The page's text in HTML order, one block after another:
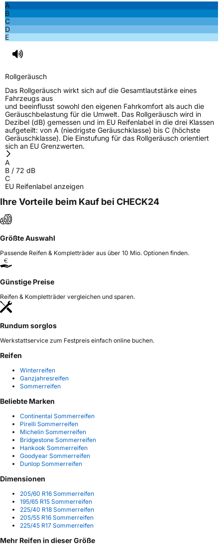
A
B
C
D
E
Rollgeräusch
Das Rollgeräusch wirkt sich auf die Gesamtlautstärke eines
Fahrzeugs aus
und beeinflusst sowohl den eigenen Fahrkomfort als auch die
Geräuschbelastung für die Umwelt. Das Rollgeräusch wird in
Dezibel (dB) gemessen und im EU Reifenlabel in die drei Klassen
aufgeteilt: von A (niedrigste Geräuschklasse) bis C (höchste
Geräuschklasse). Die Einstufung für das Rollgeräusch orientiert
sich an EU Grenzwerten.
A
B / 72 dB
C
EU Reifenlabel anzeigen
Ihre Vorteile beim Kauf bei CHECK24
Größte Auswahl
Passende Reifen & Kompletträder aus über 10 Mio. Optionen finden.
Günstige Preise
Reifen & Kompletträder vergleichen und sparen.
Rundum sorglos
Werkstattservice zum Festpreis einfach online buchen.
Reifen
Winterreifen
Ganzjahresreifen
Sommerreifen
Beliebte Marken
Continental Sommerreifen
Pirelli Sommerreifen
Michelin Sommerreifen
Bridgestone Sommerreifen
Hankook Sommerreifen
Goodyear Sommerreifen
Dunlop Sommerreifen
Dimensionen
205/60 R16 Sommerreifen
195/65 R15 Sommerreifen
225/40 R18 Sommerreifen
205/55 R16 Sommerreifen
225/45 R17 Sommerreifen
Mehr Reifen in dieser Größe